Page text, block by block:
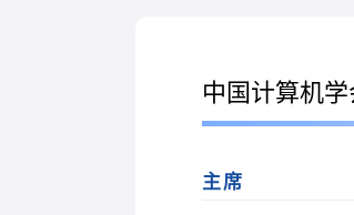
中国计算机
主席